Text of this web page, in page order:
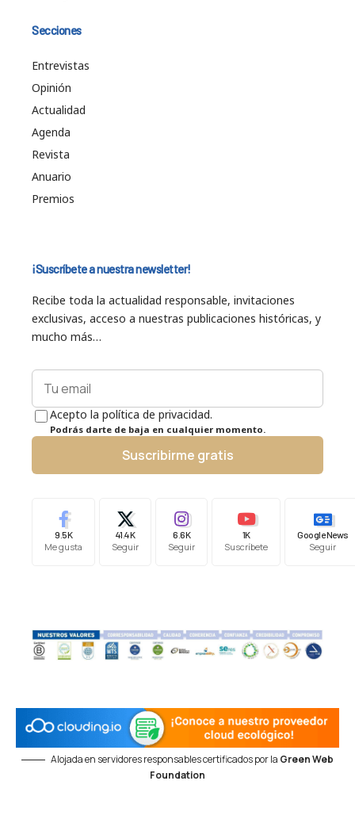
Secciones
Entrevistas
Opinión
Actualidad
Agenda
Revista
Anuario
Premios
¡Suscríbete a nuestra newsletter!
Recibe toda la actualidad responsable, invitaciones
exclusivas, acceso a nuestras publicaciones históricas, y
mucho más…
Acepto la política de privacidad.
Podrás darte de baja en cualquier momento.
Suscribirme gratis
9.5K
Me gusta
41.4K
Seguir
6.6K
Seguir
1K
Suscríbete
Google News
Seguir
Alojada en servidores responsables certificados por la Green Web
Foundation